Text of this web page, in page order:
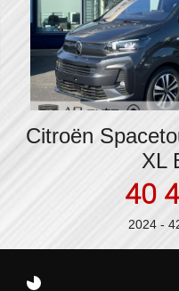
Citroën
XL
40
2024 -